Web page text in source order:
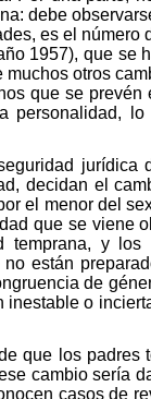
debe
es el número
1957), que se
otros
que se
personalidad,
jurídica
decidan el
el menor del
que se viene
y los
están
de
o
que los padres
cambio sería
casos de